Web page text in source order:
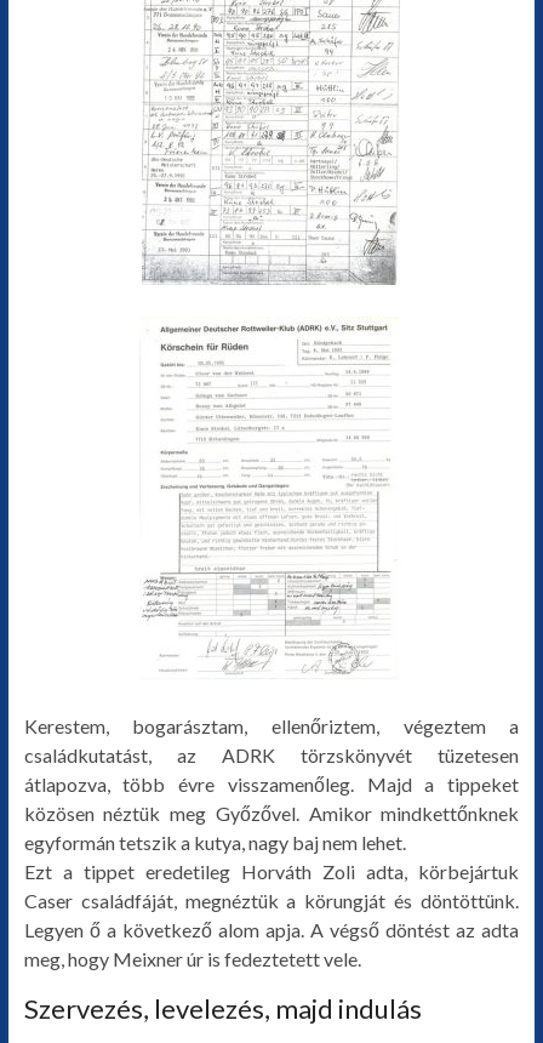
Kerestem, bogarásztam, ellenőriztem, végeztem a
családkutatást, az ADRK törzskönyvét tüzetesen
átlapozva, több évre visszamenőleg. Majd a tippeket
közösen néztük meg Győzővel. Amikor mindkettőnknek
egyformán tetszik a kutya, nagy baj nem lehet.
Ezt a tippet eredetileg Horváth Zoli adta, körbejártuk
Caser családfáját, megnéztük a körungját és döntöttünk.
Legyen ő a következő alom apja. A végső döntést az adta
meg, hogy Meixner úr is fedeztetett vele.
Szervezés, levelezés, majd indulás